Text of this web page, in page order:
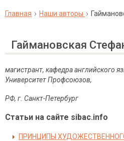
Главная Наши авторы
Гаймановская
магистрант, кафедра английского
Университет Профсоюзов,
РФ, г. Санкт-Петербург
Статьи на сайте sibac.info
ПРИНЦИПЫ